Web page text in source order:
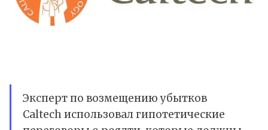
Эксперт по возмещению убытков
Caltech использовал гипотетические